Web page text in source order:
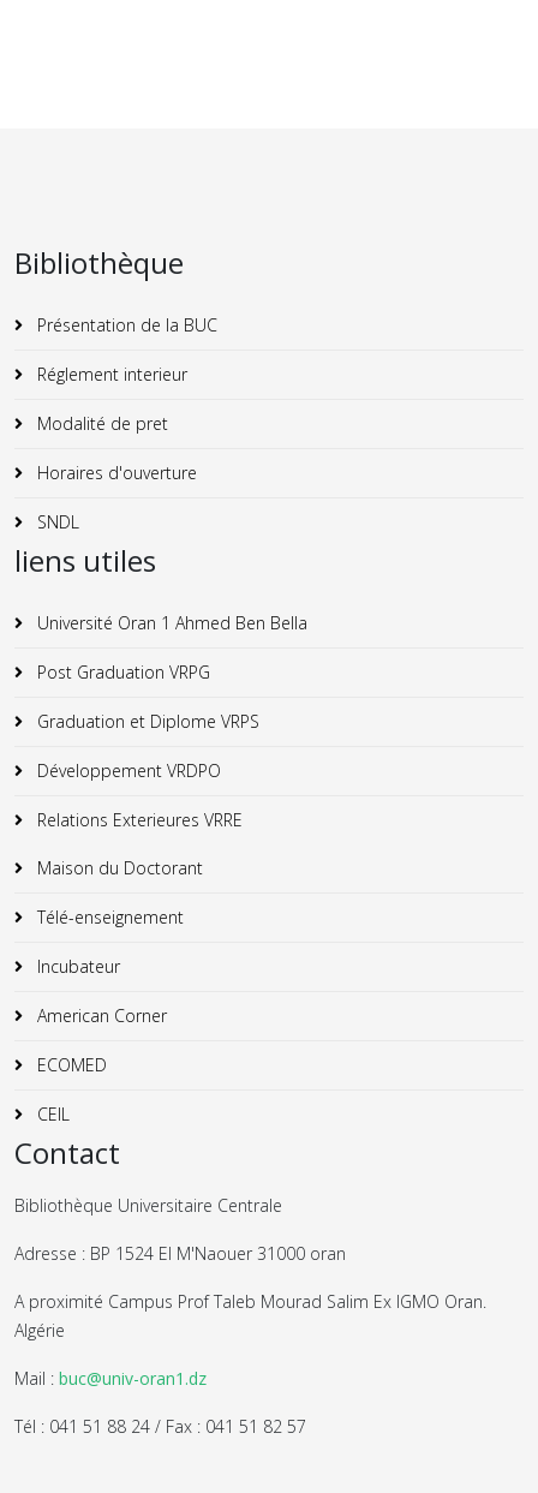
Bibliothèque
Présentation de la BUC
Réglement interieur
Modalité de pret
Horaires d'ouverture
SNDL
liens utiles
Université Oran 1 Ahmed Ben Bella
Post Graduation VRPG
Graduation et Diplome VRPS
Développement VRDPO
Relations Exterieures VRRE
Maison du Doctorant
Télé-enseignement
Incubateur
American Corner
ECOMED
CEIL
Contact
Bibliothèque Universitaire Centrale
Adresse : BP 1524 El M'Naouer 31000 oran
A proximité Campus Prof Taleb Mourad Salim Ex IGMO Oran.
Algérie
Mail : buc@univ-oran1.dz
Tél : 041 51 88 24 / Fax : 041 51 82 57